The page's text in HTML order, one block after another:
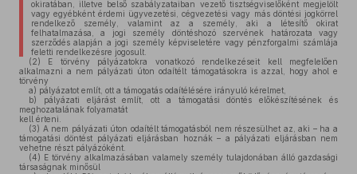
okiratában, illetve belső szabályzataiban vezető tisztségviselőként megjelölt
vagy egyébként érdemi ügyvezetési, cégvezetési vagy más döntési jogkörrel
rendelkező személy, valamint az a személy, aki a létesítő okirat
felhatalmazása, a jogi személy döntéshozó szervének határozata vagy
szerződés alapján a jogi személy képviseletére vagy pénzforgalmi számlája
feletti rendelkezésre jogosult.
(2) E törvény pályázatokra vonatkozó rendelkezéseit kell megfelelően
alkalmazni a nem pályázati úton odaítélt támogatásokra is azzal, hogy ahol e
törvény
a) pályázatot említ, ott a támogatás odaítélésére irányuló kérelmet,
b) pályázati eljárást említ, ott a támogatási döntés előkészítésének és
meghozatalának folyamatát
kell érteni.
(3) A nem pályázati úton odaítélt támogatásból nem részesülhet az, aki – ha a
támogatási döntést pályázati eljárásban hoznák – a pályázati eljárásban nem
vehetne részt pályázóként.
(4) E törvény alkalmazásában valamely személy tulajdonában álló gazdasági
társaságnak minősül